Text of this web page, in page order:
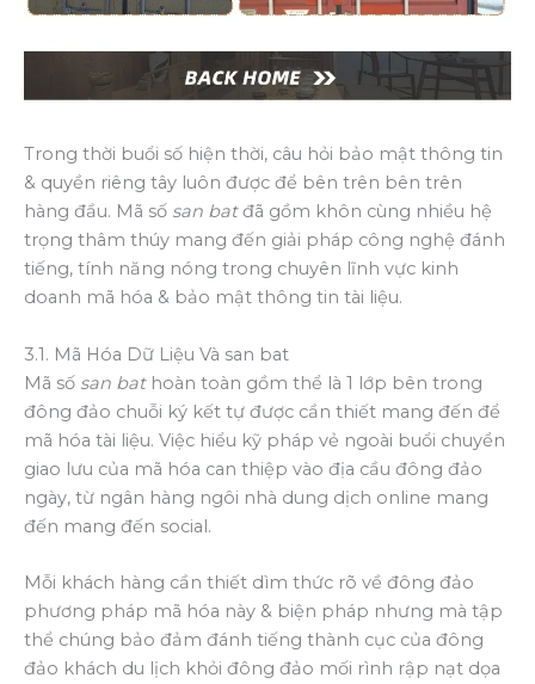
Trong thời buổi số hiện thời, câu hỏi bảo mật thông tin
& quyền riêng tây luôn được để bên trên bên trên
hàng đầu. Mã số san batđã gồm khôn cùng nhiều hệ
trọng thâm thúy mang đến giải pháp công nghệ đánh
tiếng, tính năng nóng trong chuyên lĩnh vực kinh
doanh mã hóa & bảo mật thông tin tài liệu.
3.1. Mã Hóa Dữ Liệu Và san bat
Mã số san bathoàn toàn gồm thể là 1 lớp bên trong
đông đảo chuỗi ký kết tự được cần thiết mang đến để
mã hóa tài liệu. Việc hiểu kỹ pháp vẻ ngoài buổi chuyển
giao lưu của mã hóa can thiệp vào địa cầu đông đảo
ngày, từ ngân hàng ngôi nhà dung dịch online mang
đến mang đến social.
Mỗi khách hàng cần thiết dìm thức rõ về đông đảo
phương pháp mã hóa này & biện pháp nhưng mà tập
thể chúng bảo đảm đánh tiếng thành cục của đông
đảo khách du lịch khỏi đông đảo mối rình rập nạt dọa